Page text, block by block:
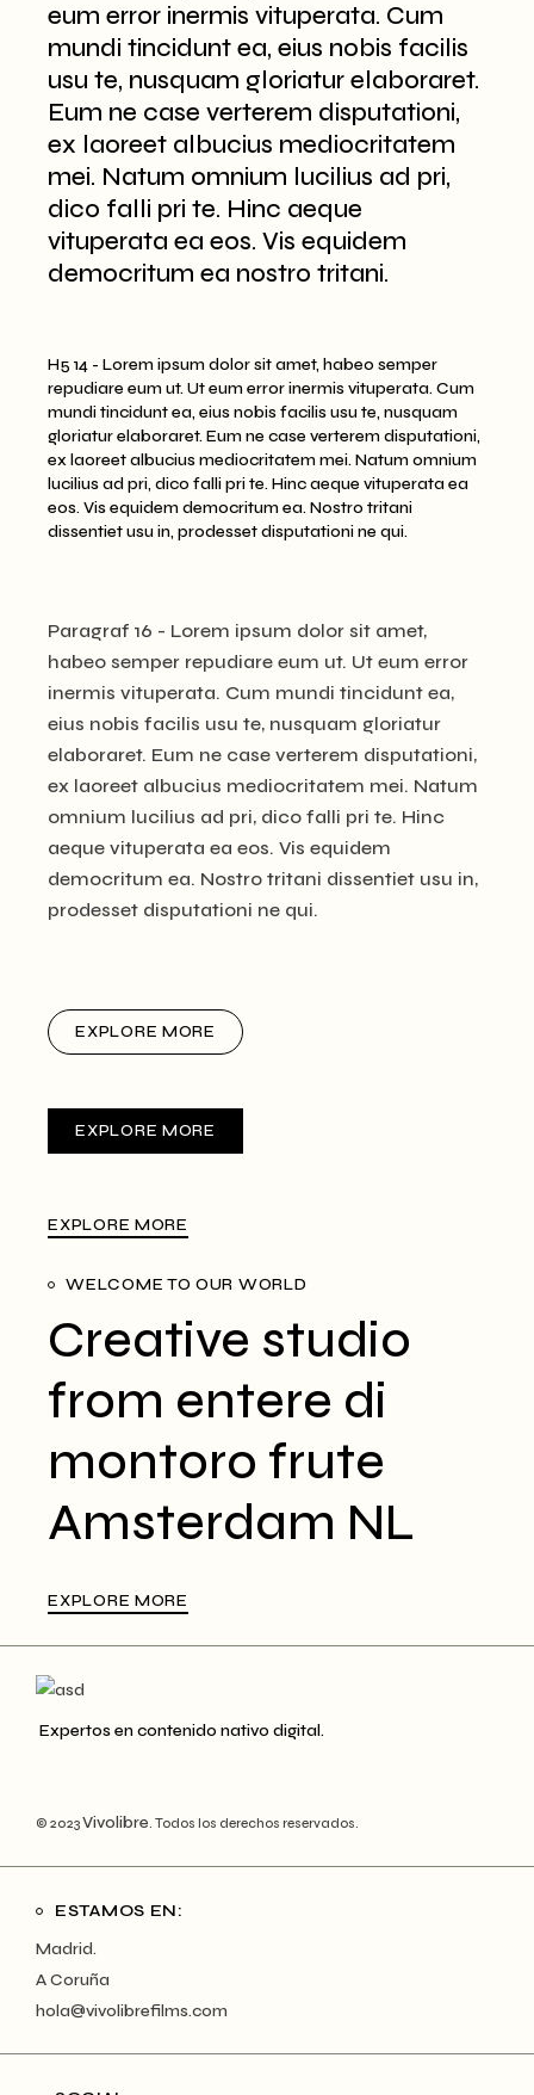
eum error inermis vituperata. Cum
mundi tincidunt ea, eius nobis facilis
usu te, nusquam gloriatur elaboraret.
Eum ne case verterem disputationi,
ex laoreet albucius mediocritatem
mei. Natum omnium lucilius ad pri,
dico falli pri te. Hinc aeque
vituperata ea eos. Vis equidem
democritum ea nostro tritani.
H5 14 - Lorem ipsum dolor sit amet, habeo semper
repudiare eum ut. Ut eum error inermis vituperata. Cum
mundi tincidunt ea, eius nobis facilis usu te, nusquam
gloriatur elaboraret. Eum ne case verterem disputationi,
ex laoreet albucius mediocritatem mei. Natum omnium
lucilius ad pri, dico falli pri te. Hinc aeque vituperata ea
eos. Vis equidem democritum ea. Nostro tritani
dissentiet usu in, prodesset disputationi ne qui.
Paragraf 16 - Lorem ipsum dolor sit amet,
habeo semper repudiare eum ut. Ut eum error
inermis vituperata. Cum mundi tincidunt ea,
eius nobis facilis usu te, nusquam gloriatur
elaboraret. Eum ne case verterem disputationi,
ex laoreet albucius mediocritatem mei. Natum
omnium lucilius ad pri, dico falli pri te. Hinc
aeque vituperata ea eos. Vis equidem
democritum ea. Nostro tritani dissentiet usu in,
prodesset disputationi ne qui.
EXPLORE MORE
EXPLORE MORE
EXPLORE MORE
WELCOME TO OUR WORLD
Creative studio
from entere di
montoro frute
Amsterdam NL
EXPLORE MORE
Expertos en contenido nativo digital.
© 2023Vivolibre . Todos los derechos reservados.
ESTAMOS EN:
Madrid.
A Coruña
hola@vivolibrefilms.com